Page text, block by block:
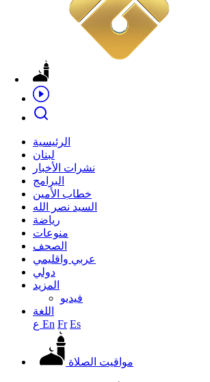
الرئيسية
لبنان
نشرات الأخبار
البرامج
خطاب الأمين
السيد نصر الله
رياضة
منوعات
الصحف
عربي واقليمي
دولي
المزيد
فيديو
اللغة
En Fr Es
مواقيت الصلاة